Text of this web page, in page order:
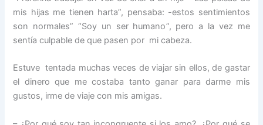
mis hijas me tienen harta”, pensaba: -estos sentimientos
son normales” “Soy un ser humano”, pero a la vez me
sentía culpable de que pasen por mi cabeza.
Estuve tentada muchas veces de viajar sin ellos, de gastar
el dinero que me costaba tanto ganar para darme mis
gustos, irme de viaje con mis amigas.